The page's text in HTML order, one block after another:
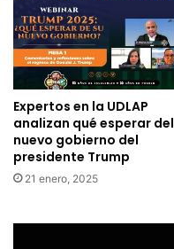
Expertos en la UDLAP
analizan qué esperar del
nuevo gobierno del
presidente Trump
21 enero, 2025